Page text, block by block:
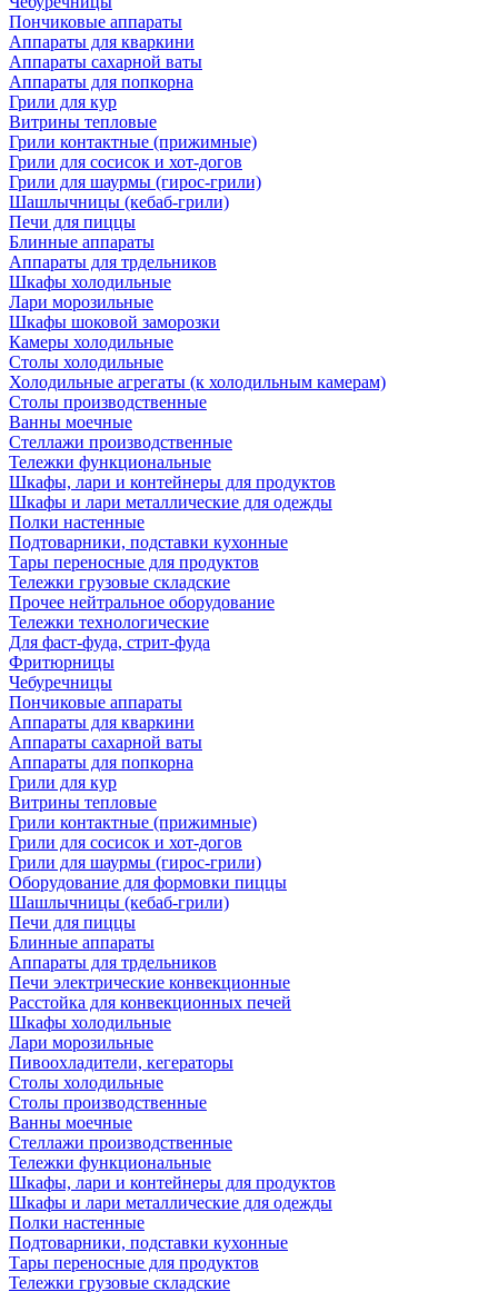
Пончиковые аппараты
Аппараты для кваркини
Аппараты сахарной ваты
Аппараты для попкорна
Грили для кур
Витрины тепловые
Грили контактные (прижимные)
Грили для сосисок и хот-догов
Грили для шаурмы (гирос-грили)
Шашлычницы (кебаб-грили)
Печи для пиццы
Блинные аппараты
Аппараты для трдельников
Шкафы холодильные
Лари морозильные
Шкафы шоковой заморозки
Камеры холодильные
Столы холодильные
Холодильные агрегаты (к холодильным камерам)
Столы производственные
Ванны моечные
Стеллажи производственные
Тележки функциональные
Шкафы, лари и контейнеры для продуктов
Шкафы и лари металлические для одежды
Полки настенные
Подтоварники, подставки кухонные
Тары переносные для продуктов
Тележки грузовые складские
Прочее нейтральное оборудование
Тележки технологические
Для фаст-фуда, стрит-фуда
Фритюрницы
Чебуречницы
Пончиковые аппараты
Аппараты для кваркини
Аппараты сахарной ваты
Аппараты для попкорна
Грили для кур
Витрины тепловые
Грили контактные (прижимные)
Грили для сосисок и хот-догов
Грили для шаурмы (гирос-грили)
Оборудование для формовки пиццы
Шашлычницы (кебаб-грили)
Печи для пиццы
Блинные аппараты
Аппараты для трдельников
Печи электрические конвекционные
Расстойка для конвекционных печей
Шкафы холодильные
Лари морозильные
Пивоохладители, кегераторы
Столы холодильные
Столы производственные
Ванны моечные
Стеллажи производственные
Тележки функциональные
Шкафы, лари и контейнеры для продуктов
Шкафы и лари металлические для одежды
Полки настенные
Подтоварники, подставки кухонные
Тары переносные для продуктов
Тележки грузовые складские